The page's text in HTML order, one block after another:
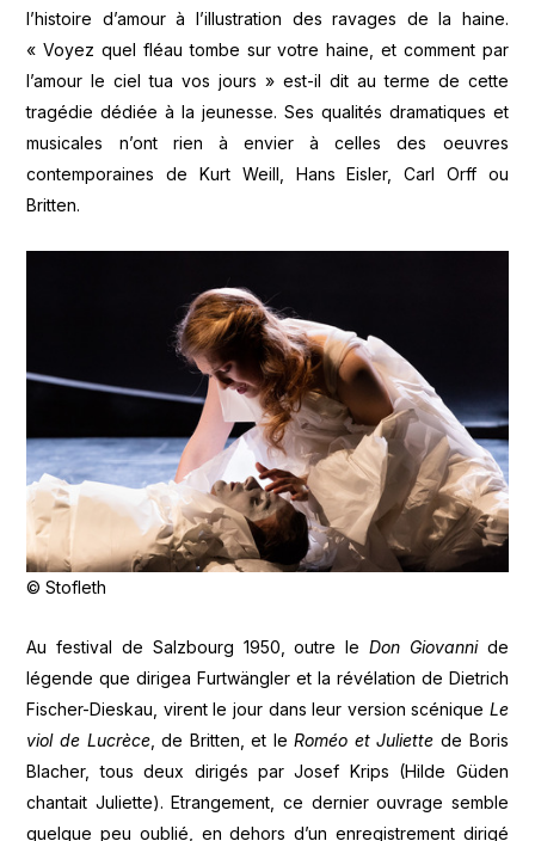
l’histoire d’amour à l’illustration des ravages de la haine.
« Voyez quel fléau tombe sur votre haine, et comment par
l’amour le ciel tua vos jours » est-il dit au terme de cette
tragédie dédiée à la jeunesse. Ses qualités dramatiques et
musicales n’ont rien à envier à celles des oeuvres
contemporaines de Kurt Weill, Hans Eisler, Carl Orff ou
Britten.
© Stofleth
Au festival de Salzbourg 1950, outre leDon Giovannide
légende que dirigea Furtwängler et la révélation de Dietrich
Fischer-Dieskau, virent le jour dans leur version scénique Le
viol de Lucrèce, de Britten, et leRoméo et Juliette de Boris
Blacher, tous deux dirigés par Josef Krips (Hilde Güden
chantait Juliette). Etrangement, ce dernier ouvrage semble
quelque peu oublié, en dehors d’un enregistrement dirigé